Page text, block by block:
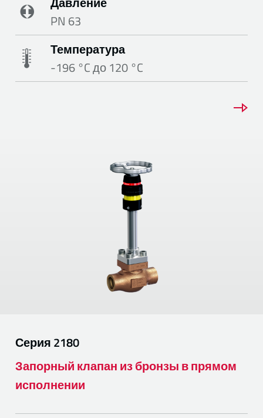
PN 63
Температура
-196 °C до 120 °C
Серия2180
Запорный клапан из бронзы в прямом
исполнении